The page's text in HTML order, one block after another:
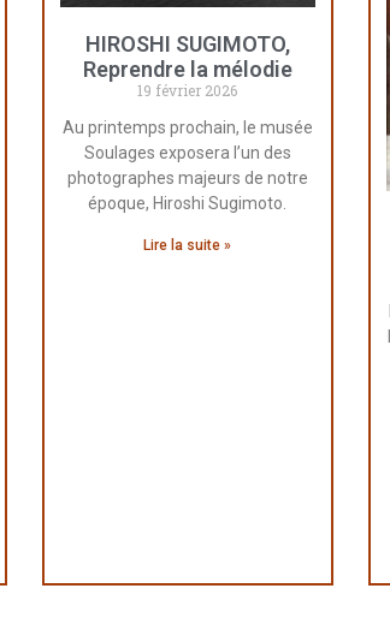
HIROSHI SUGIMOTO,
Reprendre la mélodie
19 février 2026
Au printemps prochain, le musée
Soulages exposera l’un des
photographes majeurs de notre
époque, Hiroshi Sugimoto.
Lire la suite »